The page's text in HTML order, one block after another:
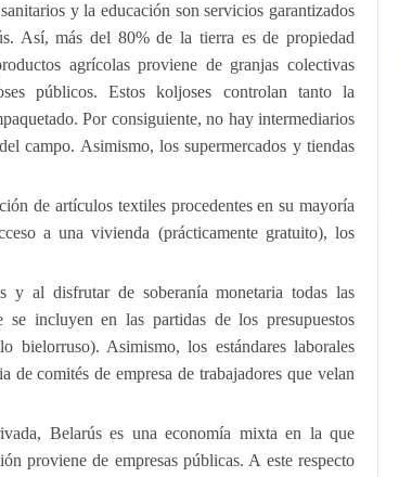
y la educación son servicios garantizados
Así, más del 80% de la tierra es de propiedad
agrícolas proviene de granjas colectivas
públicos. Estos koljoses controlan tanto la
Por consiguiente, no hay intermediarios
campo. Asimismo, los supermercados y tiendas
de artículos textiles procedentes en su mayoría
a una vivienda (prácticamente gratuito), los
al disfrutar de soberanía monetaria todas las
se incluyen en las partidas de los presupuestos
bielorruso). Asimismo, los estándares laborales
de comités de empresa de trabajadores que velan
Belarús es una economía mixta en la que
proviene de empresas públicas. A este respecto